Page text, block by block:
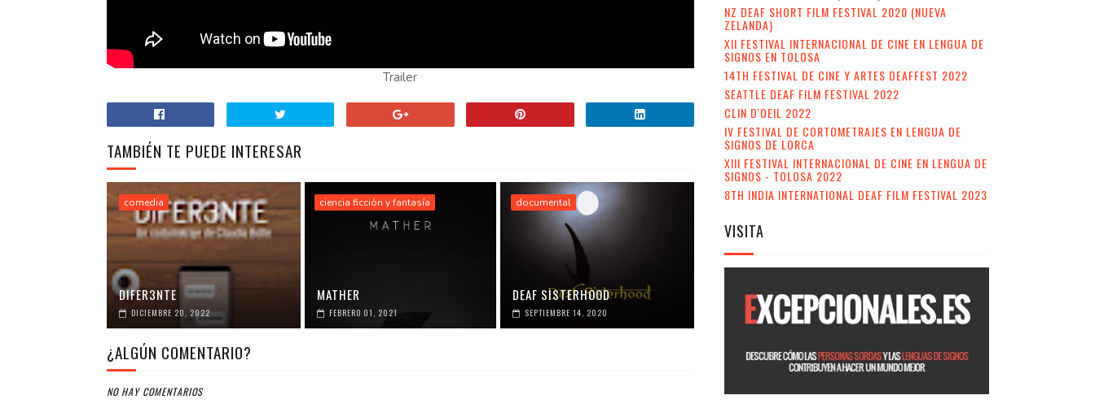
Trailer
TAMBIÉN TE PUEDE INTERESAR
comedia
DIFER3NTE
DICIEMBRE 20, 2022
ciencia ficción y fantasía
MATHER
FEBRERO 01, 2021
documental
DEAF SISTERHOOD
SEPTIEMBRE 14, 2020
¿ALGÚN COMENTARIO?
NO HAY COMENTARIOS
NZ DEAF SHORT FILM FESTIVAL 2020 (NUEVA
ZELANDA)
XII FESTIVAL INTERNACIONAL DE CINE EN LENGUA DE
SIGNOS EN TOLOSA
14TH FESTIVAL DE CINE Y ARTES DEAFFEST 2022
SEATTLE DEAF FILM FESTIVAL 2022
CLIN D'OEIL 2022
IV FESTIVAL DE CORTOMETRAJES EN LENGUA DE
SIGNOS DE LORCA
XIII FESTIVAL INTERNACIONAL DE CINE EN LENGUA DE
SIGNOS - TOLOSA 2022
8TH INDIA INTERNATIONAL DEAF FILM FESTIVAL 2023
VISITA